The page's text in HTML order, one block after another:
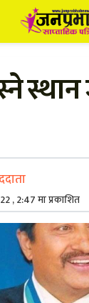
स्थान
, 2:47 मा प्रकाशित